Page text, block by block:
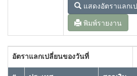
แสดงอัตราแลกเ
พิมพ์รายงาน
อัตราแลกเปลี่ยนของวันที่